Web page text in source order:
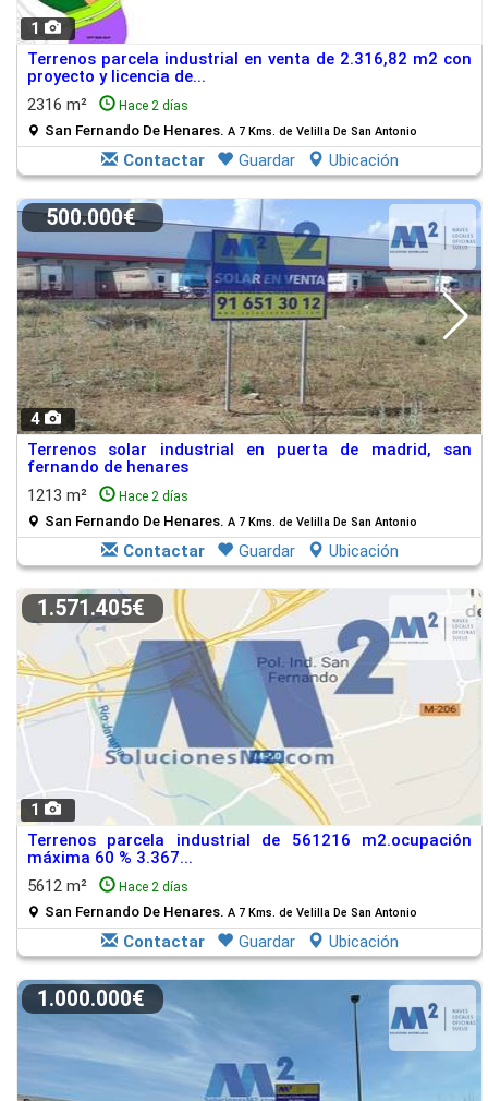
1
Terrenos parcela industrial en venta de 2.316,82 m2 con
proyecto y licencia de...
2316 m²
Hace 2 días
San Fernando De Henares. A 7 Kms. de Velilla De San Antonio
Contactar Guardar Ubicación
4
500.000€
Terrenos solar industrial en puerta de madrid, san
fernando de henares
1213 m²
Hace 2 días
San Fernando De Henares. A 7 Kms. de Velilla De San Antonio
Contactar Guardar Ubicación
1
1.571.405€
Terrenos parcela industrial de 561216 m2.ocupación
máxima 60 % 3.367...
5612 m²
Hace 2 días
San Fernando De Henares. A 7 Kms. de Velilla De San Antonio
Contactar Guardar Ubicación
1.000.000€